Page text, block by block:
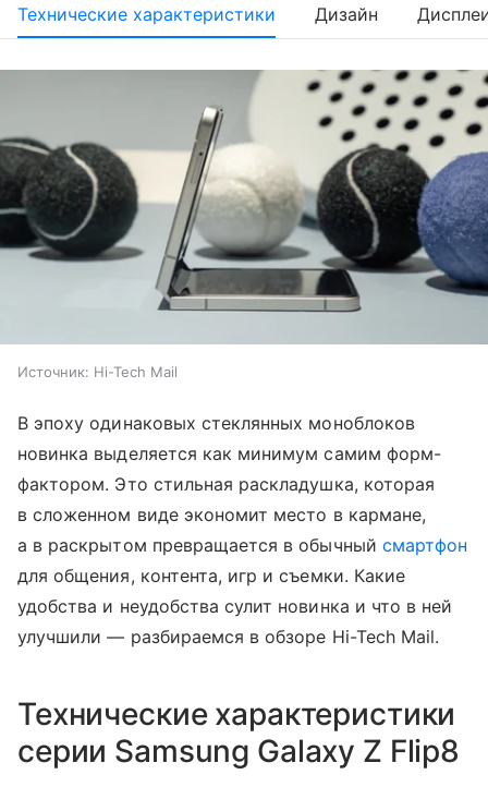
Технические характеристики Дизайн
Источник: Hi-Tech Mail
В эпоху одинаковых стеклянных моноблоков
новинка выделяется как минимум самим форм-
фактором. Это стильная раскладушка, которая
в сложенном виде экономит место в кармане,
а в раскрытом превращается в обычный смартфон
для общения, контента, игр и съемки. Какие
удобства и неудобства сулит новинка и что в ней
улучшили — разбираемся в обзоре Hi-Tech Mail.
Технические характеристики
серии Samsung Galaxy Z Flip8